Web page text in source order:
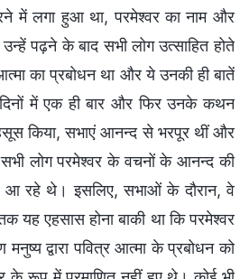
में लगा हुआ था, परमेश्वर का नाम और
पढ़ने के बाद सभी लोग उत्साहित होते
का प्रबोधन था और ये उनकी ही बातें
में एक ही बार और फिर उनके कथन
किया, सभाएं आनन्द से भरपूर थीं और
लोग परमेश्वर के वचनों के आनन्द की
रहे थे। इसलिए, सभाओं के दौरान, वे
एहसास होना बाकी था कि परमेश्वर
द्वारा पवित्र आत्मा के प्रबोधन को